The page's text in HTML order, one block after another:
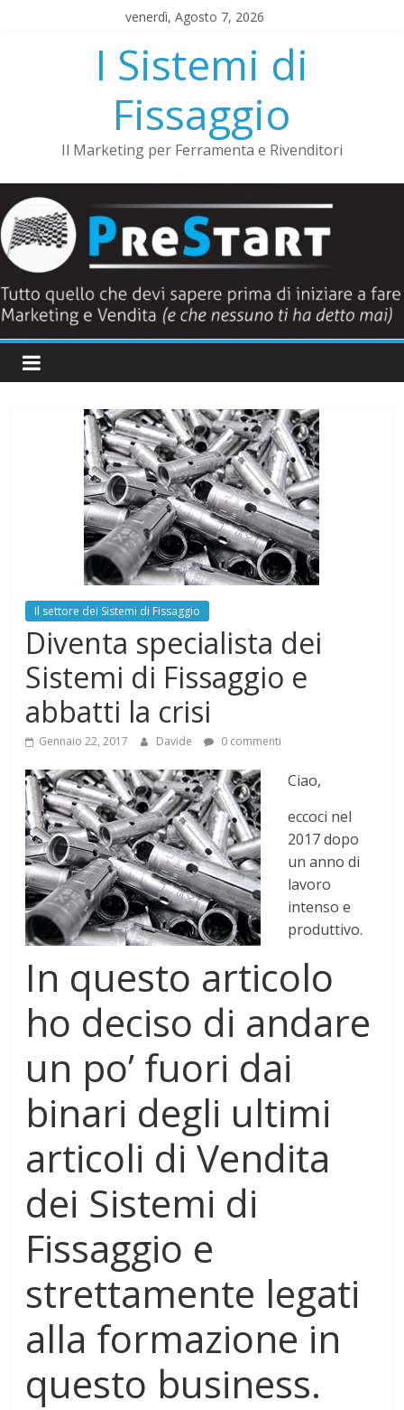
venerdì, Agosto 7, 2026
I Sistemi di
Fissaggio
Il Marketing per Ferramenta e Rivenditori
Il settore dei Sistemi di Fissaggio
Diventa specialista dei
Sistemi di Fissaggio e
abbatti la crisi
Gennaio 22, 2017 Davide 0 commenti
Ciao,
eccoci nel
2017 dopo
un anno di
lavoro
intenso e
produttivo.
In questo articolo
ho deciso di andare
un po’ fuori dai
binari degli ultimi
articoli di Vendita
dei Sistemi di
Fissaggio e
strettamente legati
alla formazione in
questo business.